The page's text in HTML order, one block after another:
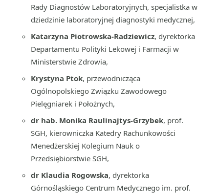
Rady Diagnostów Laboratoryjnych, specjalistka w
dziedzinie laboratoryjnej diagnostyki medycznej,
Katarzyna Piotrowska-Radziewicz, dyrektorka
Departamentu Polityki Lekowej i Farmacji w
Ministerstwie Zdrowia,
Krystyna Ptok, przewodnicząca
Ogólnopolskiego Związku Zawodowego
Pielęgniarek i Położnych,
dr hab. Monika Raulinajtys-Grzybek, prof.
SGH, kierowniczka Katedry Rachunkowości
Menedżerskiej Kolegium Nauk o
Przedsiębiorstwie SGH,
dr Klaudia Rogowska, dyrektorka
Górnośląskiego Centrum Medycznego im. prof.